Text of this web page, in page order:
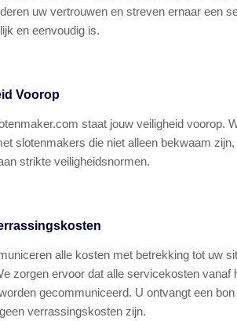
uw vertrouwen en streven ernaar een
en eenvoudig is.
Voorop
staat jouw veiligheid voorop.
slotenmakers die niet alleen bekwaam
strikte veiligheidsnormen.
alle kosten met betrekking tot uw
zorgen ervoor dat alle servicekosten vanaf
gecommuniceerd. U ontvangt een bon
verrassingskosten zijn.